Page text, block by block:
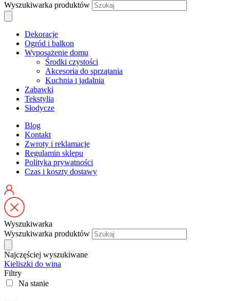
Wyszukiwarka produktów
Dekoracje
Ogród i balkon
Wyposażenie domu
Środki czystości
Akcesoria do sprzątania
Kuchnia i jadalnia
Zabawki
Tekstylia
Słodycze
Blog
Kontakt
Zwroty i reklamacje
Regulamin sklepu
Polityka prywatności
Czas i koszty dostawy
Wyszukiwarka
Wyszukiwarka produktów
Najczęściej wyszukiwane
Kieliszki do wina
Filtry
Na stanie